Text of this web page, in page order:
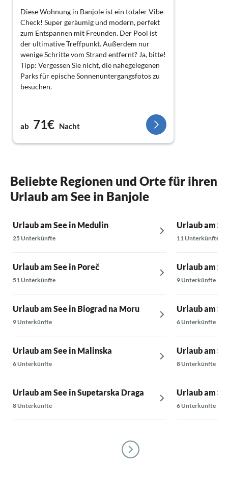
Diese Wohnung in Banjole ist ein totaler Vibe-
Check! Super geräumig und modern, perfekt
zum Entspannen mit Freunden. Der Pool ist
der ultimative Treffpunkt. Außerdem nur
wenige Schritte vom Strand entfernt? Ja, bitte!
Tipp: Vergessen Sie nicht, die nahegelegenen
Parks für epische Sonnenuntergangsfotos zu
besuchen.
ab 71€ Nacht
Beliebte Regionen und Orte für ihren
Urlaub am See in Banjole
Urlaub am See in Medulin
25 Unterkünfte
Urlaub am See in Poreč
51 Unterkünfte
Urlaub am See in Biograd na Moru
9 Unterkünfte
Urlaub am See in Malinska
6 Unterkünfte
Urlaub am See in Supetarska Draga
8 Unterkünfte
Urlaub am
11 Unterkünfte
Urlaub am
9 Unterkünfte
Urlaub am
6 Unterkünfte
Urlaub am
8 Unterkünfte
Urlaub am
6 Unterkünfte